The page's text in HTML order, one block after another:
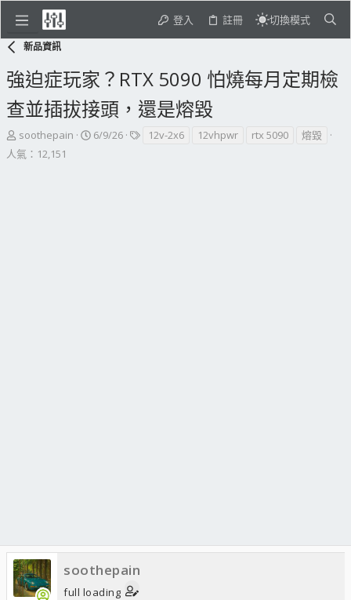
登入 註冊 切換模式
新品資訊
強迫症玩家？RTX 5090 怕燒每月定期檢
查並插拔接頭，還是熔毀
主
題
soothepain
開
6/9/26
標12v-2x6 12vhpwr rtx 5090
熔毀
人氣：12,151
soothepain
full loading